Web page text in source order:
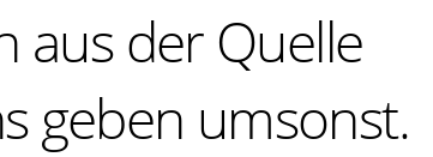
aus der Quelle
geben umsonst.